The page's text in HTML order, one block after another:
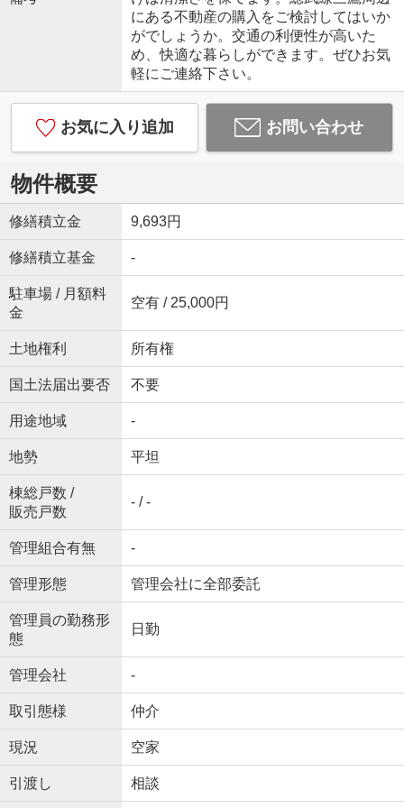
にある不動産の購入をご検討してはいか
がでしょうか。交通の利便性が高いた
め、快適な暮らしができます。ぜひお気
軽にご連絡下さい。
お気に入り追加 お問い合わせ
物件概要
修繕積立金 9,693円
修繕積立基金 -
駐車場 / 月額料
金
空有 / 25,000円
土地権利 所有権
国土法届出要否 不要
用途地域 -
地勢 平坦
棟総戸数 /
販売戸数
- / -
管理組合有無 -
管理形態 管理会社に全部委託
管理員の勤務形
態
日勤
管理会社 -
取引態様 仲介
現況 空家
引渡し 相談